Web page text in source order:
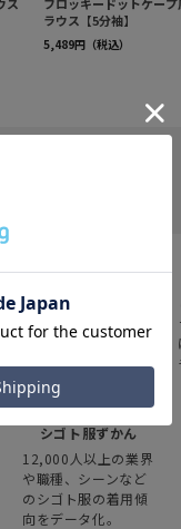
みんなの
シゴト服ずかん
12,000人以上の業界
や職種、シーンなど
のシゴト服の着用傾
向をデータ化。